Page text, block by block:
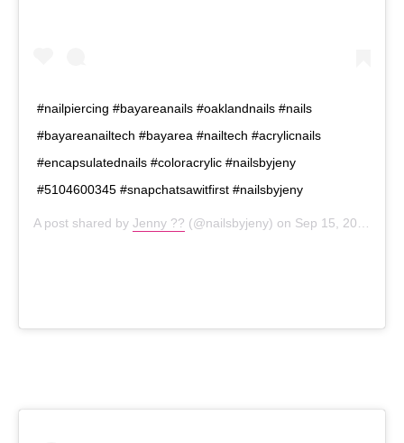
#nailpiercing #bayareanails #oaklandnails #nails
#bayareanailtech #bayarea #nailtech #acrylicnails
#encapsulatednails #coloracrylic #nailsbyjeny
#5104600345 #snapchatsawitfirst #nailsbyjeny
A post shared by Jenny ?? (@nailsbyjeny) on Sep 15, 2020 at 10:01am PDT